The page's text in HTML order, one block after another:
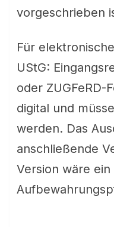
vorgeschrieben
Für
UStG:
oder ZUGFeRD-
digital und
werden. Das
anschließende
Version wäre